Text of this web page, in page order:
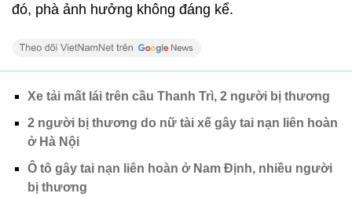
đó, phà ảnh hưởng không đáng kể.
Xe tải mất lái trên cầu Thanh Trì, 2 người bị thương
2 người bị thương do nữ tài xế gây tai nạn liên hoàn
ở Hà Nội
Ô tô gây tai nạn liên hoàn ở Nam Định, nhiều người
bị thương